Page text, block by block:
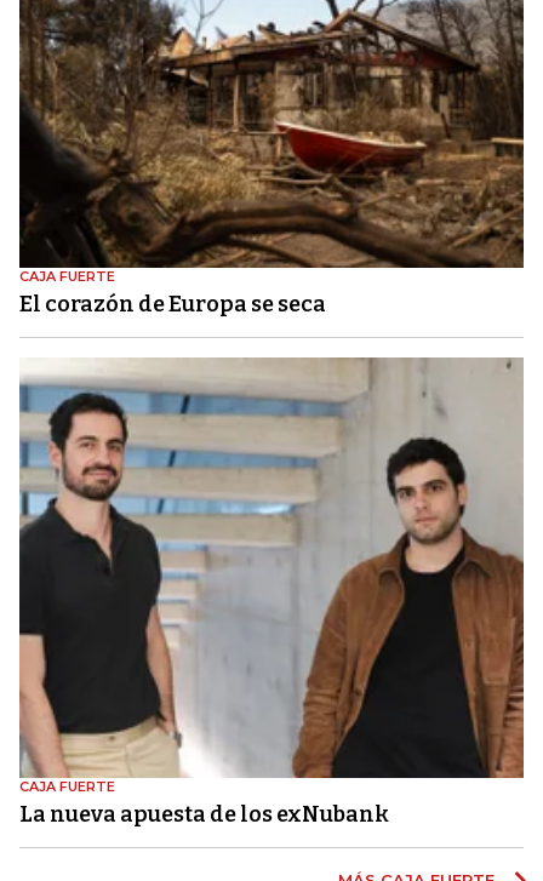
CAJA FUERTE
El corazón de Europa se seca
CAJA FUERTE
La nueva apuesta de los exNubank